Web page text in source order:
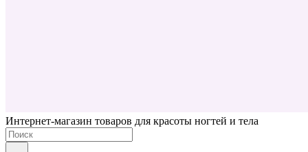
Интернет-магазин товаров для красоты ногтей и тела